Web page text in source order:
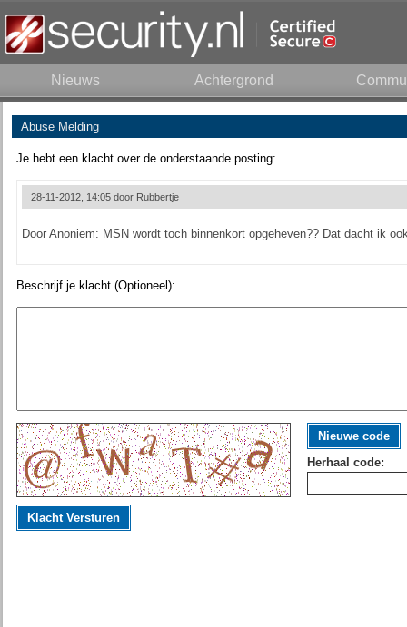
Nieuws Achtergrond
Abuse Melding
Je hebt een klacht over de onderstaande posting:
28-11-2012, 14:05 door Rubbertje
Door Anoniem: MSN wordt toch binnenkort opgeheven?? Dat dacht ik
Beschrijf je klacht (Optioneel):
Nieuwe code
Herhaal code:
Klacht Versturen